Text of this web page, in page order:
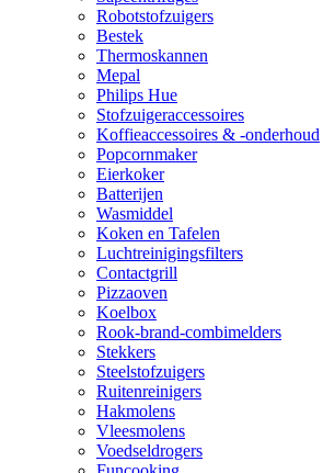
Robotstofzuigers
Bestek
Thermoskannen
Mepal
Philips Hue
Stofzuigeraccessoires
Koffieaccessoires & -onderhoud
Popcornmaker
Eierkoker
Batterijen
Wasmiddel
Koken en Tafelen
Luchtreinigingsfilters
Contactgrill
Pizzaoven
Koelbox
Rook-brand-combimelders
Stekkers
Steelstofzuigers
Ruitenreinigers
Hakmolens
Vleesmolens
Voedseldrogers